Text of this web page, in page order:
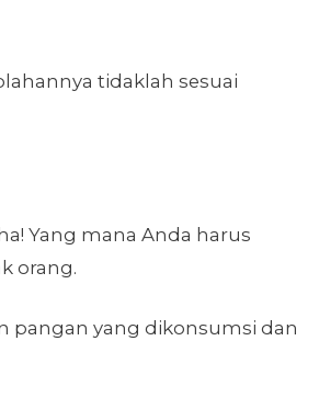
tidaklah sesuai
Yang mana Anda harus
orang.
pangan yang dikonsumsi dan